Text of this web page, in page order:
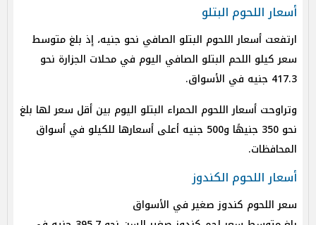
أسعار اللحوم البتلو
ارتفعت أسعار اللحوم البتلو الصافي نحو جنيه، إذ بلغ متوسط
سعر كيلو اللحم البتلو الصافي اليوم في محلات الجزارة نحو
417.3 جنيه في الأسواق.
وتراوحت أسعار اللحوم الحمراء البتلو اليوم بين أقل سعر لها بلغ
نحو 350 جنيهًا و500 جنيه أعلى أسعارها للكيلو في أسواق
المحافظات.
أسعار اللحوم الكندوز
سعر اللحوم كندوز صغير في الأسواق